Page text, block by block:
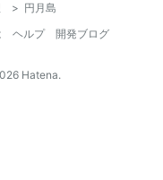
> 円月島
ヘルプ
開発ブログ
Hatena.